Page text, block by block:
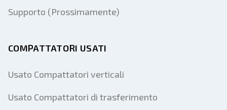
Supporto (Prossimamente)
COMPATTATORI USATI
Usato Compattatori verticali
Usato Compattatori di trasferimento